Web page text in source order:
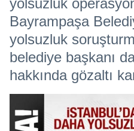
yolsuzluk
Bayrampaşa
yolsuzluk
belediye başkanı
hakkında gözaltı